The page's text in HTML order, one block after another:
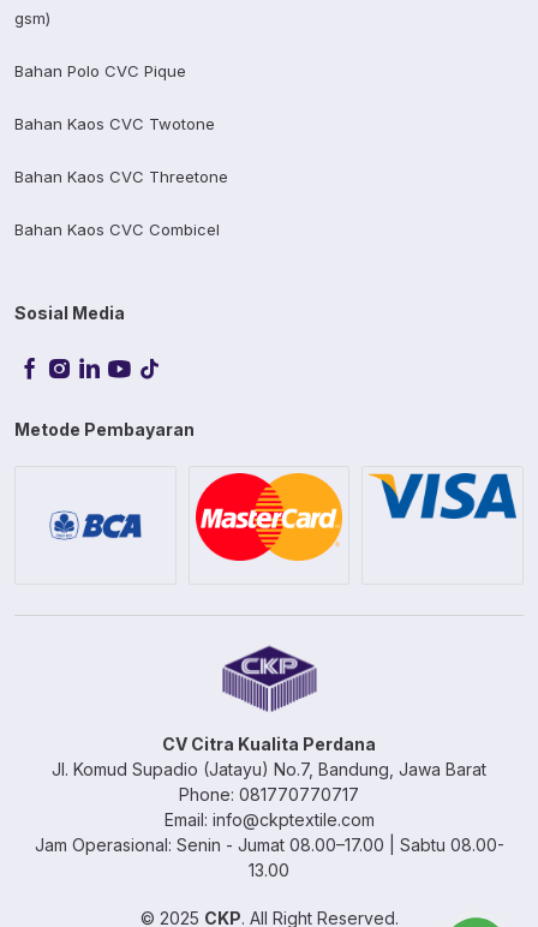
gsm)
Bahan Polo CVC Pique
Bahan Kaos CVC Twotone
Bahan Kaos CVC Threetone
Bahan Kaos CVC Combicel
Sosial Media
Metode Pembayaran
CV Citra Kualita Perdana
Jl. Komud Supadio (Jatayu) No.7, Bandung, Jawa Barat
Phone: 081770770717
Email: info@ckptextile.com
Jam Operasional: Senin - Jumat 08.00–17.00 | Sabtu 08.00-
13.00
© 2025 CKP. All Right Reserved.